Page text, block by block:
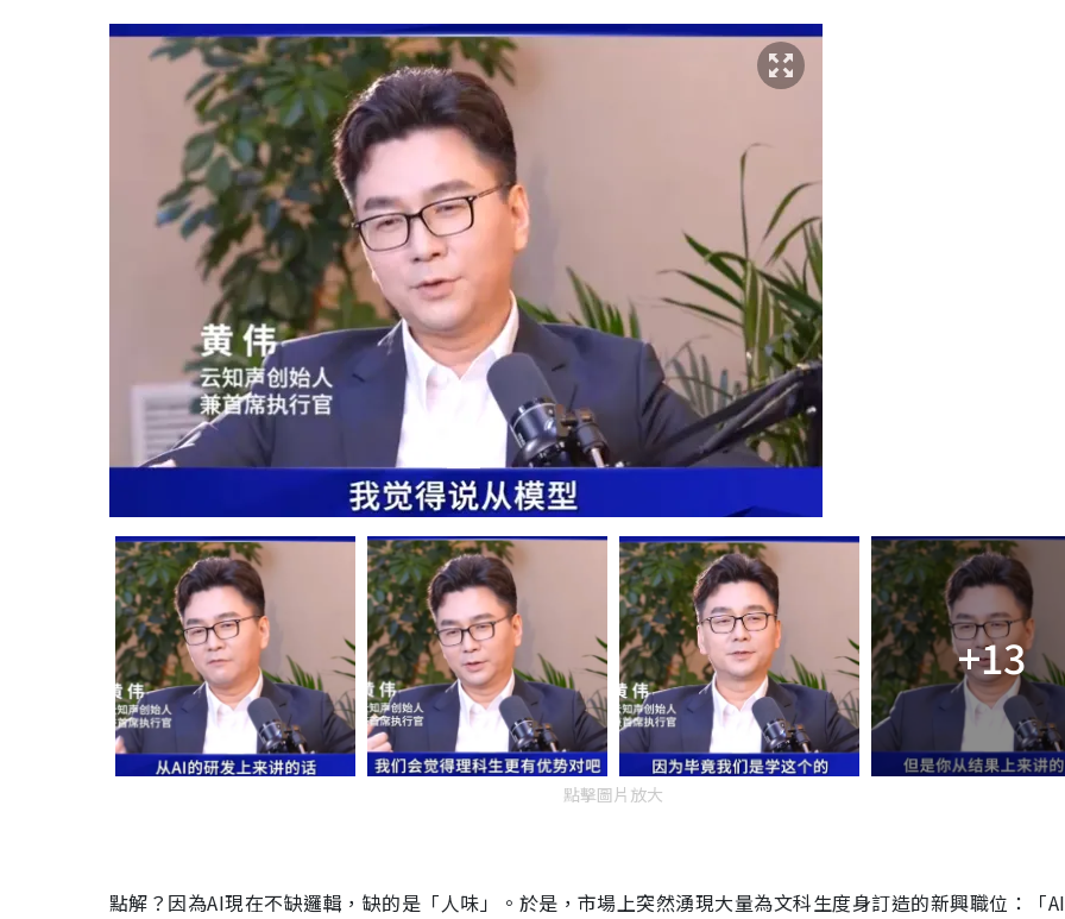
+13
點擊圖片放大
點解？因為AI現在不缺邏輯，缺的是「人味」。於是，市場上突然湧現大量為文科生度身訂造的新興職位：
「